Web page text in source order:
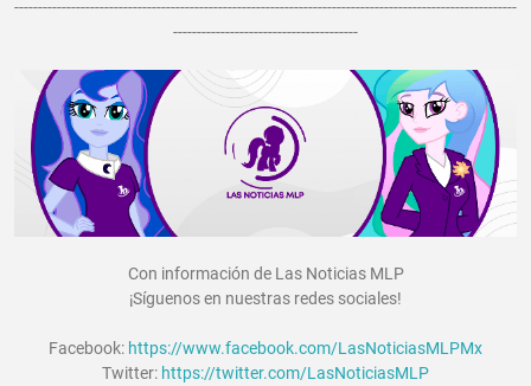
----------------------------------------------------------------------------------------------------------
---------------------------------------
Con información de Las Noticias MLP
¡Síguenos en nuestras redes sociales!
Facebook: https://www.facebook.com/LasNoticiasMLPMx
Twitter: https://twitter.com/LasNoticiasMLP